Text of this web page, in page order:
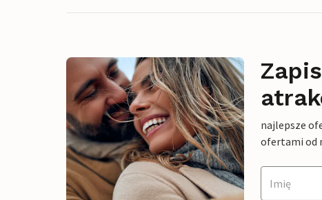
najlepsze
ofertami od